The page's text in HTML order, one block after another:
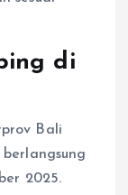
di
Bali
2025.